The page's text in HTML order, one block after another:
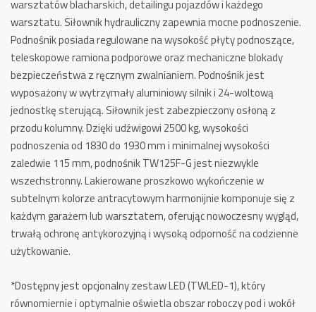
warsztatów blacharskich, detailingu pojazdów i każdego
warsztatu. Siłownik hydrauliczny zapewnia mocne podnoszenie.
Podnośnik posiada regulowane na wysokość płyty podnoszące,
teleskopowe ramiona podporowe oraz mechaniczne blokady
bezpieczeństwa z ręcznym zwalnianiem. Podnośnik jest
wyposażony w wytrzymały aluminiowy silnik i 24-woltową
jednostkę sterującą. Siłownik jest zabezpieczony osłoną z
przodu kolumny. Dzięki udźwigowi 2500 kg, wysokości
podnoszenia od 1830 do 1930 mm i minimalnej wysokości
zaledwie 115 mm, podnośnik TW125F-G jest niezwykle
wszechstronny. Lakierowane proszkowo wykończenie w
subtelnym kolorze antracytowym harmonijnie komponuje się z
każdym garażem lub warsztatem, oferując nowoczesny wygląd,
trwałą ochronę antykorozyjną i wysoką odporność na codzienne
użytkowanie.
*Dostępny jest opcjonalny zestaw LED (TWLED-1), który
równomiernie i optymalnie oświetla obszar roboczy pod i wokół